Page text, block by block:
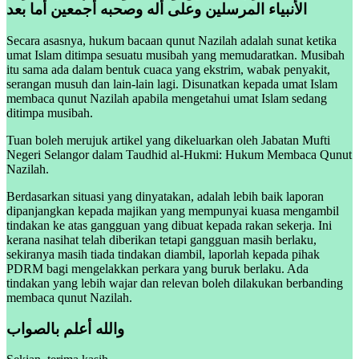
الأنبياء المرسلين وعلى أله وصحبه أجمعين أما بعد
Secara asasnya, hukum bacaan qunut Nazilah adalah sunat ketika
umat Islam ditimpa sesuatu musibah yang memudaratkan. Musibah
itu sama ada dalam bentuk cuaca yang ekstrim, wabak penyakit,
serangan musuh dan lain-lain lagi. Disunatkan kepada umat Islam
membaca qunut Nazilah apabila mengetahui umat Islam sedang
ditimpa musibah.
Tuan boleh merujuk artikel yang dikeluarkan oleh Jabatan Mufti
Negeri Selangor dalam Taudhid al-Hukmi: Hukum Membaca Qunut
Nazilah.
Berdasarkan situasi yang dinyatakan, adalah lebih baik laporan
dipanjangkan kepada majikan yang mempunyai kuasa mengambil
tindakan ke atas gangguan yang dibuat kepada rakan sekerja. Ini
kerana nasihat telah diberikan tetapi gangguan masih berlaku,
sekiranya masih tiada tindakan diambil, laporlah kepada pihak
PDRM bagi mengelakkan perkara yang buruk berlaku. Ada
tindakan yang lebih wajar dan relevan boleh dilakukan berbanding
membaca qunut Nazilah.
والله أعلم بالصواب